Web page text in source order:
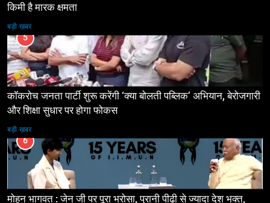
किमी है मारक क्षमता
बड़ी ख़बर
5
कॉकरोच जनता पार्टी शुरू करेंगी ‘क्या बोलती पब्लिक’ अभियान, बेरोजगारी
और शिक्षा सुधार पर होगा फोकस
बड़ी ख़बर
6
मोहन भागवत : जेन जी पर पूरा भरोसा, पुरानी पीढ़ी से ज्यादा देश भक्त,